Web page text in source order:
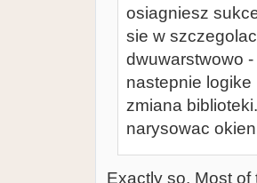
osiagniesz
sie w
dwuwarstwowo
nastepnie
zmiana
narysowac
Exactly so. Most